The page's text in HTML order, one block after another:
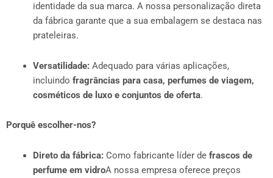
identidade da sua marca. A nossa personalização direta
da fábrica garante que a sua embalagem se destaca nas
prateleiras.
Versatilidade:Adequado para várias aplicações,
incluindo fragrâncias para casa, perfumes de viagem,
cosméticos de luxo e conjuntos de oferta.
Porquê escolher-nos?
Direto da fábrica:Como fabricante líder de frascos de
perfume em vidroA nossa empresa oferece preços